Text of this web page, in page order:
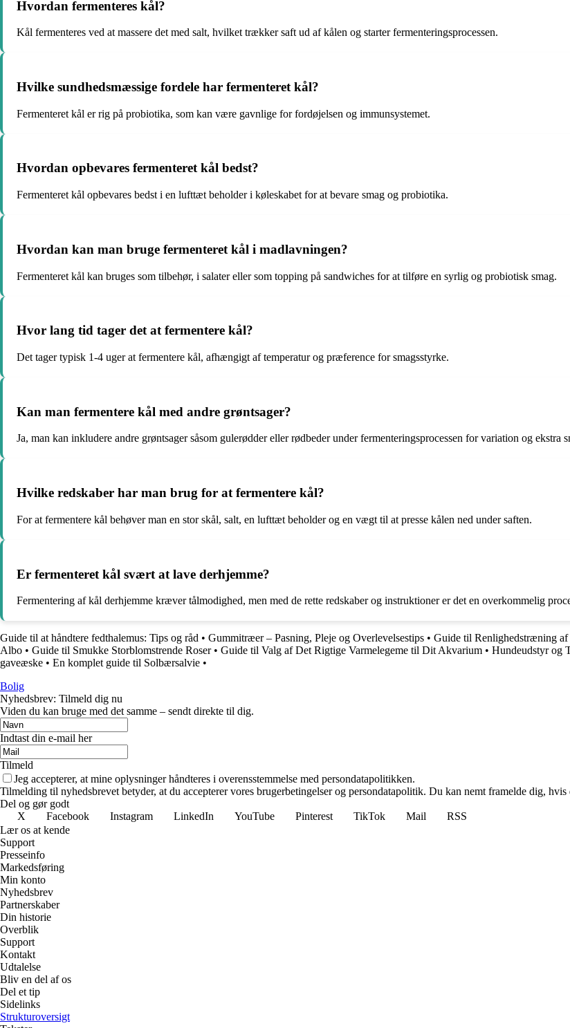
Hvordan fermenteres kål?
Kål fermenteres ved at massere det med salt, hvilket trækker saft ud af kålen og starter fermenteringsprocessen.
Hvilke sundhedsmæssige fordele har fermenteret kål?
Fermenteret kål er rig på probiotika, som kan være gavnlige for fordøjelsen og immunsystemet.
Hvordan opbevares fermenteret kål bedst?
Fermenteret kål opbevares bedst i en lufttæt beholder i køleskabet for at bevare smag og probiotika.
Hvordan kan man bruge fermenteret kål i madlavningen?
Fermenteret kål kan bruges som tilbehør, i salater eller som topping på sandwiches for at tilføre en syrlig og probiotisk smag.
Hvor lang tid tager det at fermentere kål?
Det tager typisk 1-4 uger at fermentere kål, afhængigt af temperatur og præference for smagsstyrke.
Kan man fermentere kål med andre grøntsager?
Ja, man kan inkludere andre grøntsager såsom gulerødder eller rødbeder under fermenteringsprocessen for variation og ekstra
Hvilke redskaber har man brug for at fermentere kål?
For at fermentere kål behøver man en stor skål, salt, en lufttæt beholder og en vægt til at presse kålen ned under saften.
Er fermenteret kål svært at lave derhjemme?
Fermentering af kål derhjemme kræver tålmodighed, men med de rette redskaber og instruktioner er det en overkommelig
Guide til at håndtere fedthalemus: Tips og råd • Gummitræer – Pasning, Pleje og Overlevelsestips • Guide til Renlighedstræning
Albo • Guide til Smukke Storblomstrende Roser• Guide til Valg af Det Rigtige Varmelegeme til Dit Akvarium • Hundeudstyr og
gaveæske • En komplet guide til Solbærsalvie •
Bolig
Nyhedsbrev: Tilmeld dig nu
Viden du kan bruge med det samme – sendt direkte til dig.
Indtast din e-mail her
Tilmeld
Jeg accepterer, at mine oplysninger håndteres i overensstemmelse med persondatapolitikken.
Tilmelding til nyhedsbrevet betyder, at du accepterer vores brugerbetingelser og persondatapolitik. Du kan nemt framelde dig,
Del og gør godt
X
Facebook Instagram LinkedIn YouTube Pinterest TikTok Mail
RSS
Lær os at kende
Support
Presseinfo
Markedsføring
Min konto
Nyhedsbrev
Partnerskaber
Din historie
Overblik
Support
Kontakt
Udtalelse
Bliv en del af os
Del et tip
Sidelinks
Strukturoversigt